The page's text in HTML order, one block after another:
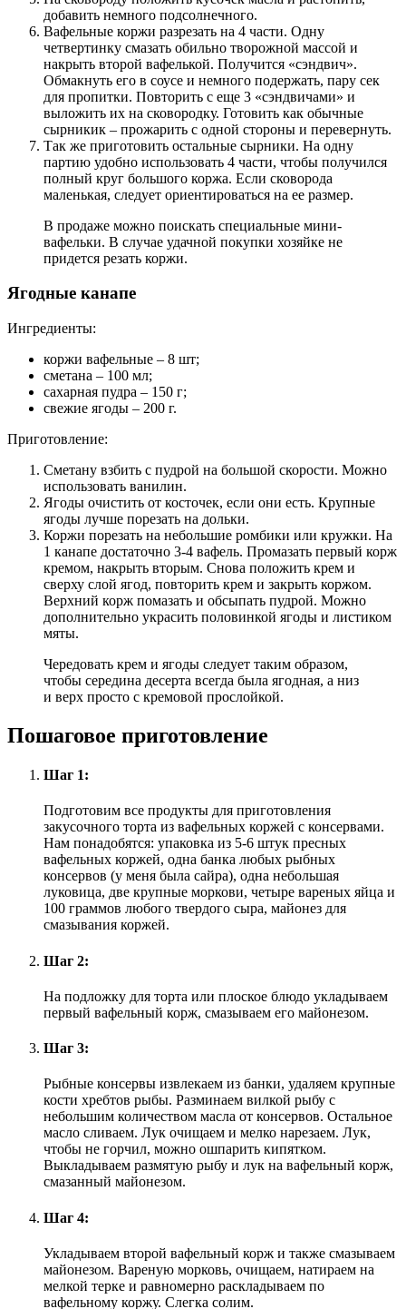
добавить немного подсолнечного.
Вафельные коржи разрезать на 4 части. Одну
четвертинку смазать обильно творожной массой и
накрыть второй вафелькой. Получится «сэндвич».
Обмакнуть его в соусе и немного подержать, пару сек
для пропитки. Повторить с еще 3 «сэндвичами» и
выложить их на сковородку. Готовить как обычные
сырникик – прожарить с одной стороны и перевернуть.
Так же приготовить остальные сырники. На одну
партию удобно использовать 4 части, чтобы получился
полный круг большого коржа. Если сковорода
маленькая, следует ориентироваться на ее размер.
В продаже можно поискать специальные мини-
вафельки. В случае удачной покупки хозяйке не
придется резать коржи.
Ягодные канапе
Ингредиенты:
коржи вафельные – 8 шт;
сметана – 100 мл;
сахарная пудра – 150 г;
свежие ягоды – 200 г.
Приготовление:
Сметану взбить с пудрой на большой скорости. Можно
использовать ванилин.
Ягоды очистить от косточек, если они есть. Крупные
ягоды лучше порезать на дольки.
Коржи порезать на небольшие ромбики или кружки. На
1 канапе достаточно 3-4 вафель. Промазать первый корж
кремом, накрыть вторым. Снова положить крем и
сверху слой ягод, повторить крем и закрыть коржом.
Верхний корж помазать и обсыпать пудрой. Можно
дополнительно украсить половинкой ягоды и листиком
мяты.
Чередовать крем и ягоды следует таким образом,
чтобы середина десерта всегда была ягодная, а низ
и верх просто с кремовой прослойкой.
Пошаговое приготовление
Шаг 1:
Подготовим все продукты для приготовления
закусочного торта из вафельных коржей с консервами.
Нам понадобятся: упаковка из 5-6 штук пресных
вафельных коржей, одна банка любых рыбных
консервов (у меня была сайра), одна небольшая
луковица, две крупные моркови, четыре вареных яйца и
100 граммов любого твердого сыра, майонез для
смазывания коржей.
Шаг 2:
На подложку для торта или плоское блюдо укладываем
первый вафельный корж, смазываем его майонезом.
Шаг 3:
Рыбные консервы извлекаем из банки, удаляем крупные
кости хребтов рыбы. Разминаем вилкой рыбу с
небольшим количеством масла от консервов. Остальное
масло сливаем. Лук очищаем и мелко нарезаем. Лук,
чтобы не горчил, можно ошпарить кипятком.
Выкладываем размятую рыбу и лук на вафельный корж,
смазанный майонезом.
Шаг 4:
Укладываем второй вафельный корж и также смазываем
майонезом. Вареную морковь, очищаем, натираем на
мелкой терке и равномерно раскладываем по
вафельному коржу. Слегка солим.